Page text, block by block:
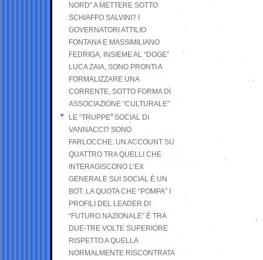
NORD” A METTERE SOTTO
SCHIAFFO SALVINI? I
GOVERNATORI ATTILIO
FONTANA E MASSIMILIANO
FEDRIGA, INSIEME AL “DOGE”
LUCA ZAIA, SONO PRONTI A
FORMALIZZARE UNA
CORRENTE, SOTTO FORMA DI
ASSOCIAZIONE “CULTURALE”
LE “TRUPPE” SOCIAL DI
VANNACCI? SONO
FARLOCCHE: UN ACCOUNT SU
QUATTRO TRA QUELLI CHE
INTERAGISCONO L’EX
GENERALE SUI SOCIAL È UN
BOT. LA QUOTA CHE “POMPA” I
PROFILI DEL LEADER DI
“FUTURO NAZIONALE” È TRA
DUE-TRE VOLTE SUPERIORE
RISPETTO A QUELLA
NORMALMENTE RISCONTRATA